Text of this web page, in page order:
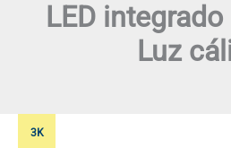
LED
Luz
3K